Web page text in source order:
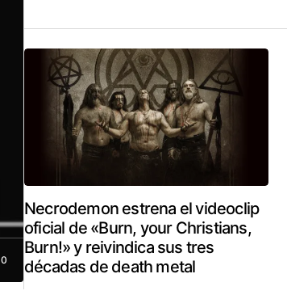
0
Necrodemon estrena el videoclip
oficial de «Burn, your Christians,
Burn!» y reivindica sus tres
décadas de death metal